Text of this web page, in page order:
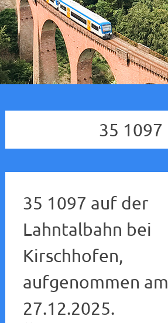
35 1097
35 1097 auf der
Lahntalbahn bei
Kirschhofen,
aufgenommen am
27.12.2025.